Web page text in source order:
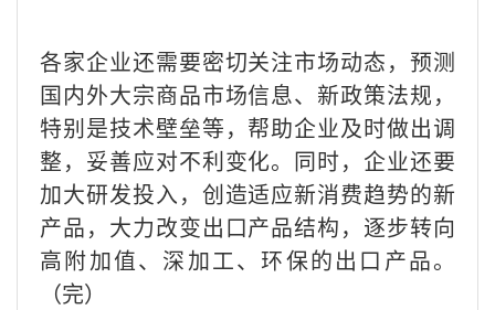
各家企业还需要密切关注市场动态，预测
国内外大宗商品市场信息、新政策法规，
特别是技术壁垒等，帮助企业及时做出调
整，妥善应对不利变化。同时，企业还要
加大研发投入，创造适应新消费趋势的新
产品，大力改变出口产品结构，逐步转向
高附加值、深加工、环保的出口产品。
（完）